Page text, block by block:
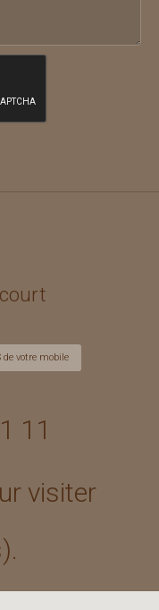
votre mobile
11
visiter